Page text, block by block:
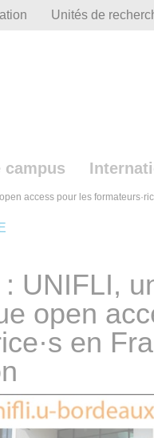
Unités de
campus
access pour les
UNIFLI,
open
en